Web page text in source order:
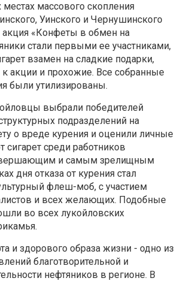
местах массового скопления
Уинского и Чернушинского
«Конфеты в обмен на
стали первыми ее участниками,
взамен на сладкие подарки,
акции и прохожие. Все собранные
были утилизированы.
выбрали победителей
подразделений на
о вреде курения и оценили личные
сигарет среди работников
и самым зрелищным
дня отказа от курения стал
флеш-моб, с участием
и всех желающих. Подобные
во всех лукойловских
и здорового образа жизни - одно из
благотворительной и
нефтяников в регионе. В